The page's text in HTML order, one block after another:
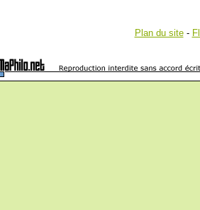
Plan du site-